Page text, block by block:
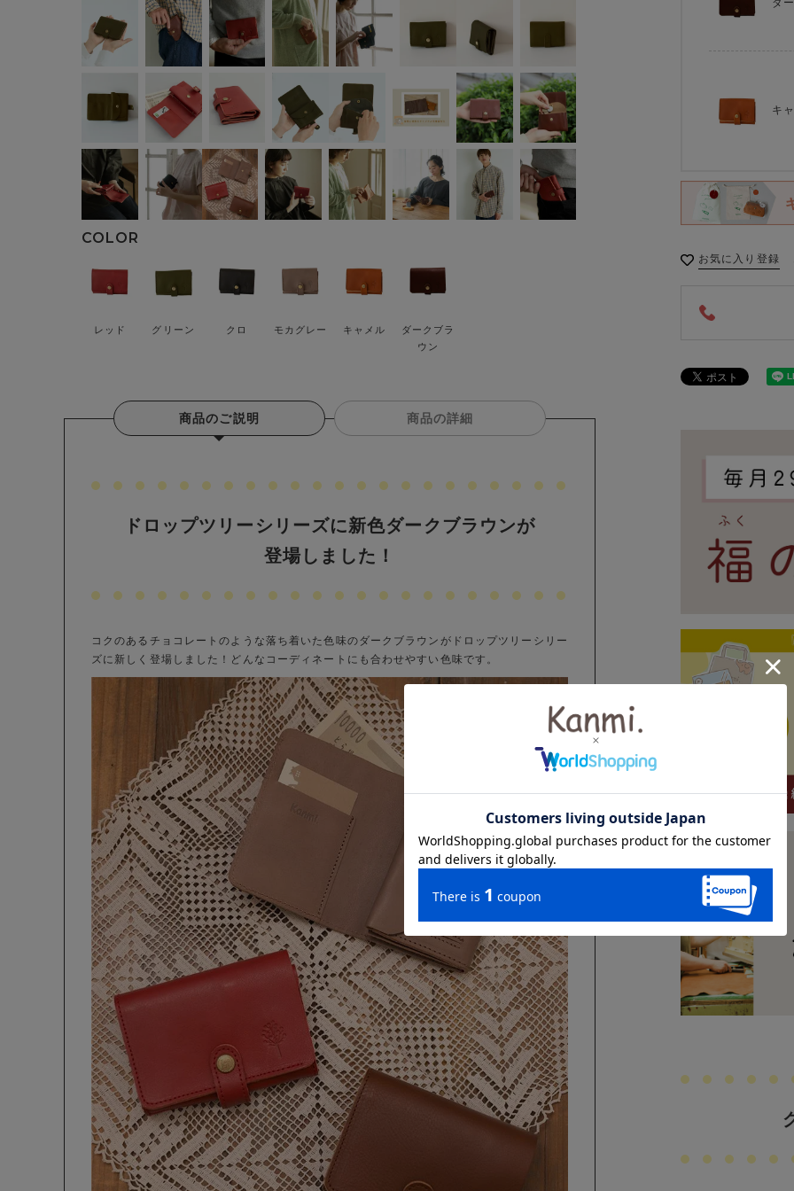
レッド グリーン クロ モカグレー キャメル
ダークブラ
ウン
商品のご説明 商品の詳細
ドロップツリーシリーズに新色ダークブラウンが
登場しました！
コクのあるチョコレートのような落ち着いた色味のダークブラウンがドロップツリーシリー
ズに新しく登場しました！どんなコーディネートにも合わせやすい色味です。
キ
お気に入り登録